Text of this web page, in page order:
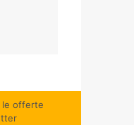
le offerte